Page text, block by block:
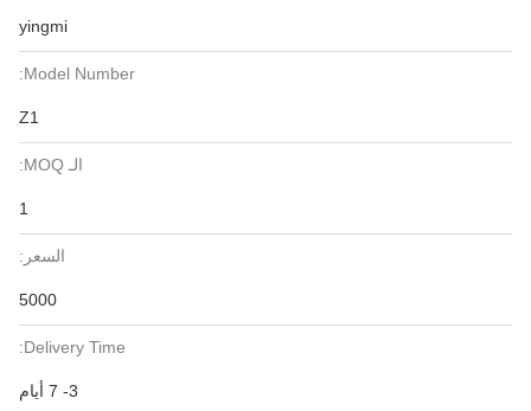
yingmi
Model Number:
Z1
الـ MOQ:
1
السعر:
5000
Delivery Time:
3- 7 أيام